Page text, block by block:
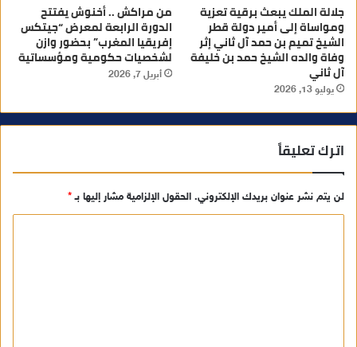
جلالة الملك يبعث برقية تعزية
ومواساة إلى أمير دولة قطر
الشيخ تميم بن حمد آل ثاني إثر
وفاة والده الشيخ حمد بن خليفة
آل ثاني
يوليو 13, 2026
من مراكش .. أخنوش يفتتح
الدورة الرابعة لمعرض “جيتكس
إفريقيا المغرب” بحضور وازن
لشخصيات حكومية ومؤسساتية
أبريل 7, 2026
اترك تعليقاً
لن يتم نشر عنوان بريدك الإلكتروني. الحقول الإلزامية مشار إليها بـ*